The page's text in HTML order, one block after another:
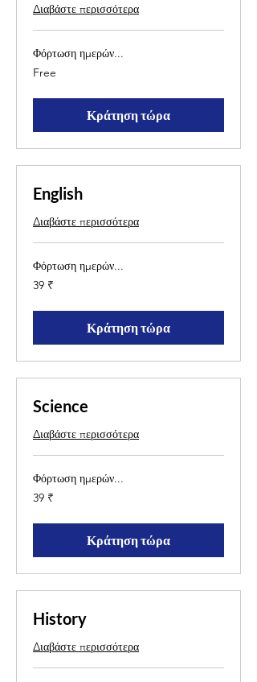
Διαβάστε περισσότερα
Φόρτωση ημερών...
Free
Free
Κράτηση τώρα
English
Διαβάστε περισσότερα
Φόρτωση ημερών...
39
ρουπίες
39 ₹
Κράτηση τώρα
Science
Διαβάστε περισσότερα
Φόρτωση ημερών...
39
ρουπίες
39 ₹
Κράτηση τώρα
History
Διαβάστε περισσότερα